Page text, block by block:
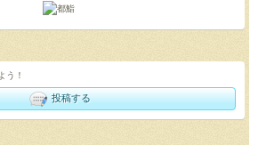
う！
投稿する